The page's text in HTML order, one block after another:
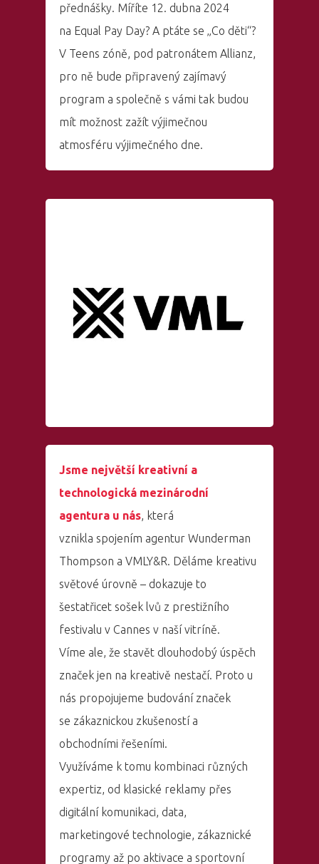
přednášky. Míříte 12. dubna 2024
na Equal Pay Day? A ptáte se „Co děti“?
V Teens zóně, pod patronátem Allianz,
pro ně bude připravený zajímavý
program a společně s vámi tak budou
mít možnost zažít výjimečnou
atmosféru výjimečného dne.
Jsme největší kreativní a
technologická mezinárodní
agentura u nás, která
vznikla spojením agentur Wunderman
Thompson a VMLY&R. Děláme kreativu
světové úrovně – dokazuje to
šestatřicet sošek lvů z prestižního
festivalu v Cannes v naší vitríně.
Víme ale, že stavět dlouhodobý úspěch
značek jen na kreativě nestačí. Proto u
nás propojujeme budování značek
se zákaznickou zkušeností a
obchodními řešeními.
Využíváme k tomu kombinaci různých
expertiz, od klasické reklamy přes
digitální komunikaci, data,
marketingové technologie, zákaznické
programy až po aktivace a sportovní